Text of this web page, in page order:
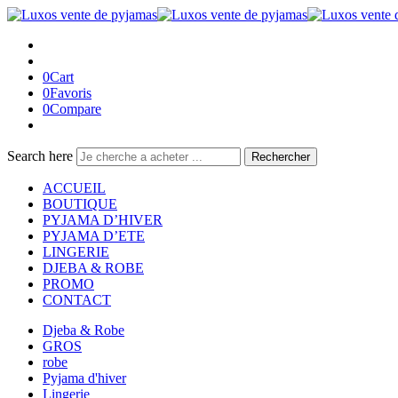
0Cart
0Favoris
0Compare
Search here Rechercher
ACCUEIL
BOUTIQUE
PYJAMA D’HIVER
PYJAMA D’ETE
LINGERIE
DJEBA & ROBE
PROMO
CONTACT
Djeba & Robe
GROS
robe
Pyjama d'hiver
Lingerie